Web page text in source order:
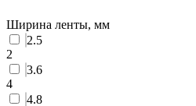
Ширина ленты, мм
2.5
2
3.6
4
4.8